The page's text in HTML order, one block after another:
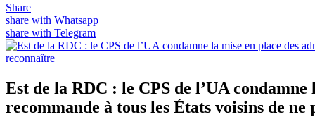
Share
share with Whatsapp
share with Telegram
Est de la RDC : le CPS de l’UA
recommande à tous les États voisins de